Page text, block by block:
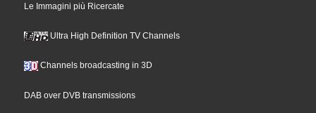
Le Immagini più Ricercate
Ultra High Definition TV Channels
Channels broadcasting in 3D
DAB over DVB transmissions